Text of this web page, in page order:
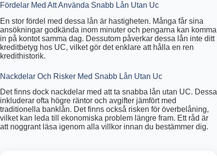
Fördelar Med Att Använda Snabb Lån Utan Uc
En stor fördel med dessa lån är hastigheten. Många får sina
ansökningar godkända inom minuter och pengarna kan komma
in på kontot samma dag. Dessutom påverkar dessa lån inte ditt
kreditbetyg hos UC, vilket gör det enklare att hålla en ren
kredithistorik.
Nackdelar Och Risker Med Snabb Lån Utan Uc
Det finns dock nackdelar med att ta snabba lån utan UC. Dessa
inkluderar ofta högre räntor och avgifter jämfört med
traditionella banklån. Det finns också risken för överbelåning,
vilket kan leda till ekonomiska problem längre fram. Ett råd är
att noggrant läsa igenom alla villkor innan du bestämmer dig.